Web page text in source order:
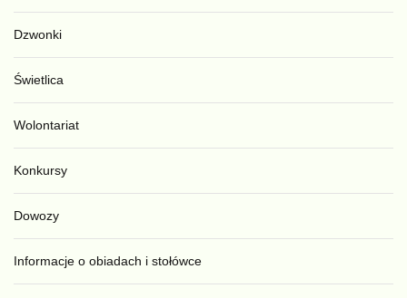
Dzwonki
Świetlica
Wolontariat
Konkursy
Dowozy
Informacje o obiadach i stołówce